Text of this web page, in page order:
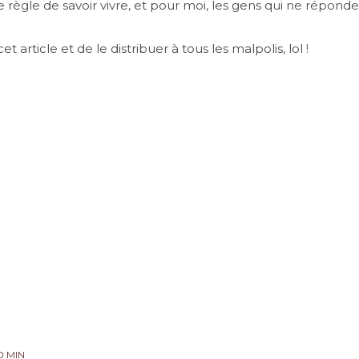
règle de savoir vivre, et pour moi, les gens qui ne
article et de le distribuer à tous les malpolis, lol !
MIN